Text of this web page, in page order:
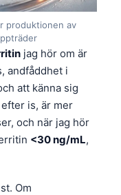
produktionen av
jag hör om är
andfåddhet i
att känna sig
is, är mer
och när jag hör
<30 ng/mL,
Om